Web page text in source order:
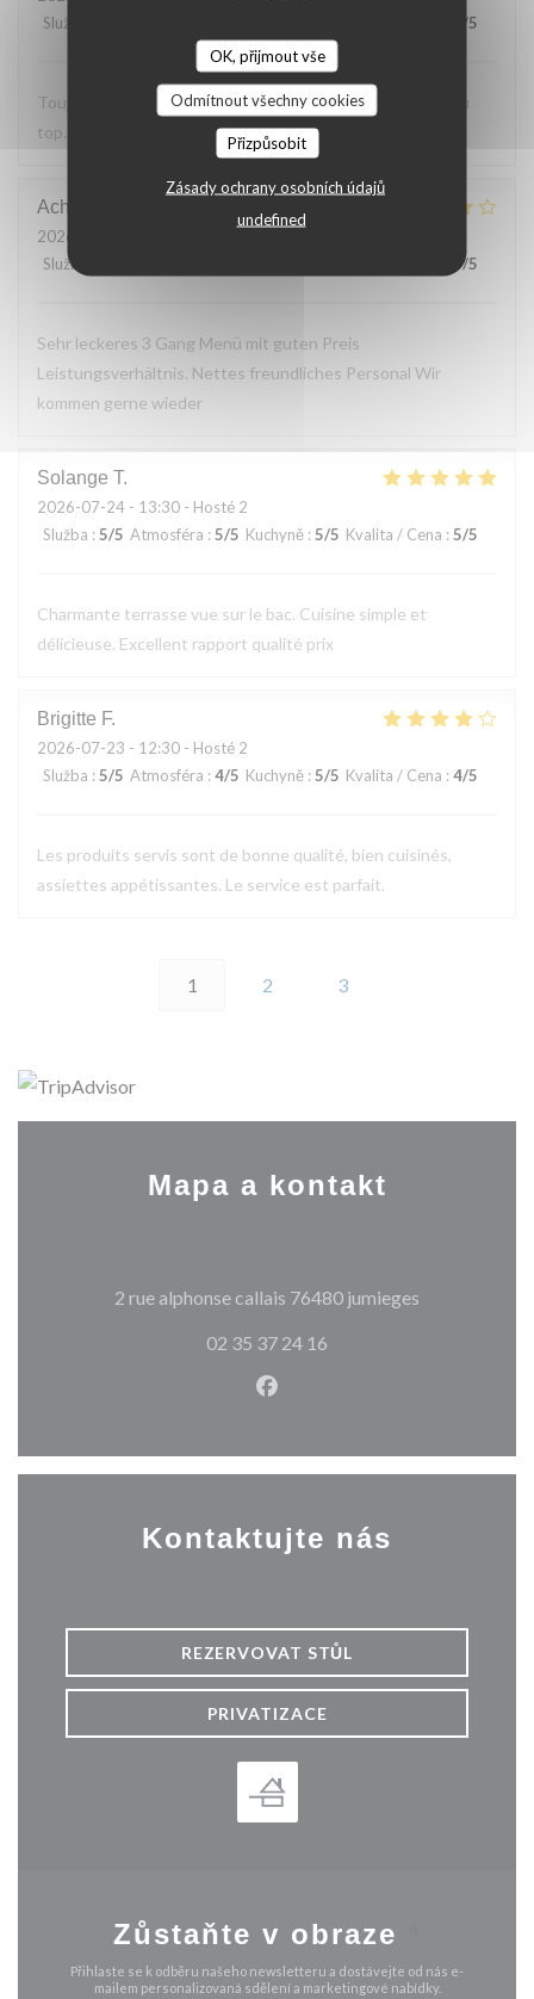
OK, přijmout vše
Odmítnout všechny cookies
Přizpůsobit
Zásady ochrany osobních údajů
undefined
Služba
/5
Toujours Aussi bon avec les produits locaux, l'accueil et au
top. Lo
Achim
2026-07-24
Služba
5/5
Sehr leckeres 3 Gang Menü mit guten Preis
Leistungsverhältnis. Nettes freundliches Personal Wir
kommen gerne wieder
Solange T
2026-07-24 - 13:30 - Hosté 2
Služba : 5/5 Atmosféra : 5/5 Kuchyně : 5/5 Kvalita / Cena : 5/5
Charmante terrasse vue sur le bac. Cuisine simple et
délicieuse. Excellent rapport qualité prix
Brigitte F
2026-07-23 - 12:30 - Hosté 2
Služba : 5/5 Atmosféra : 4/5 Kuchyně : 5/5 Kvalita / Cena : 4/5
Les produits servis sont de bonne qualité, bien cuisinés,
assiettes appétissantes. Le service est parfait.
1 2 3
Mapa a kontakt
2 rue alphonse callais 76480 jumieges
02 35 37 24 16
Facebook ((otevře se v
Kontaktujte nás
REZERVOVAT STŮL
PRIVATIZACE
Zůstaňte v obraze
Přihlaste se k odběru našeho newsletteru a dostávejte od nás e-
mailem personalizovaná sdělení a marketingové nabídky.